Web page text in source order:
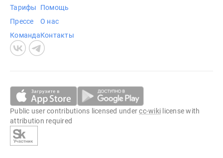
Тарифы
Прессе
Команда
Помощь
О нас
Контакты
Public user contributions licensed undercc-wiki license with
attribution required